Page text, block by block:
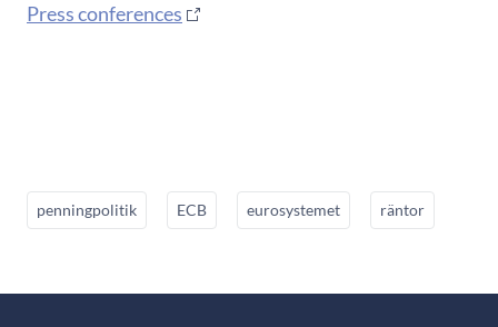
Press conferences
penningpolitik ECB eurosystemet räntor